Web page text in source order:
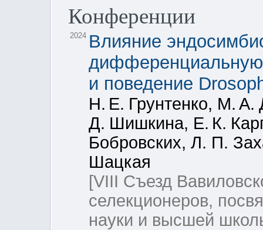
Конференции
2024 Влияние
дифференциальную
и поведение
Н. Е. Грунтенко, М.
Д. Шишкина, Е. К.
Бобровских, Л. П.
Шацкая
[VIII Съезд
селекционеров,
науки и высшей